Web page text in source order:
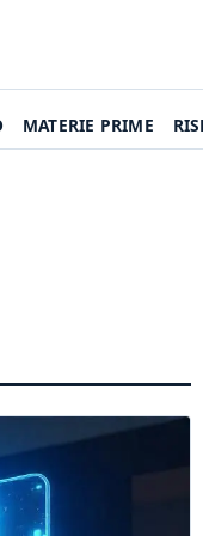
MATERIE PRIME